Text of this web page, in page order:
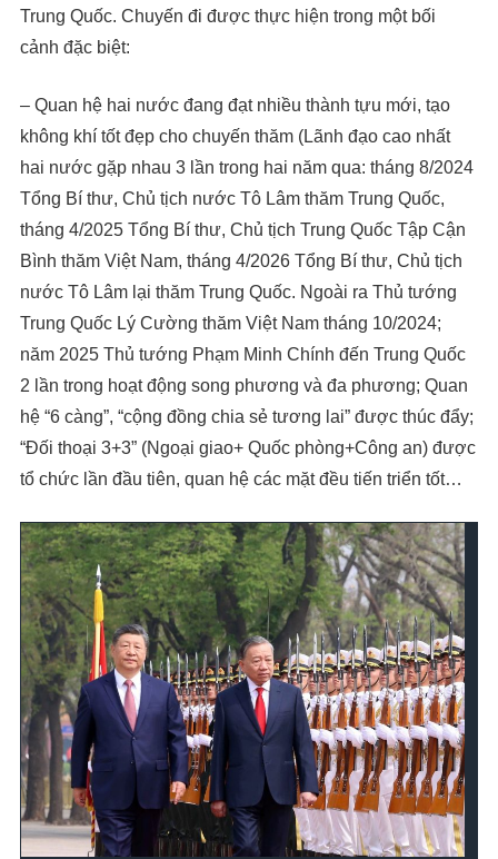
Trung Quốc. Chuyến đi được thực hiện trong một bối
cảnh đặc biệt:
– Quan hệ hai nước đang đạt nhiều thành tựu mới, tạo
không khí tốt đẹp cho chuyến thăm (Lãnh đạo cao nhất
hai nước gặp nhau 3 lần trong hai năm qua: tháng 8/2024
Tổng Bí thư, Chủ tịch nước Tô Lâm thăm Trung Quốc,
tháng 4/2025 Tổng Bí thư, Chủ tịch Trung Quốc Tập Cận
Bình thăm Việt Nam, tháng 4/2026 Tổng Bí thư, Chủ tịch
nước Tô Lâm lại thăm Trung Quốc. Ngoài ra Thủ tướng
Trung Quốc Lý Cường thăm Việt Nam tháng 10/2024;
năm 2025 Thủ tướng Phạm Minh Chính đến Trung Quốc
2 lần trong hoạt động song phương và đa phương; Quan
hệ “6 càng”, “cộng đồng chia sẻ tương lai” được thúc đẩy;
“Đối thoại 3+3” (Ngoại giao+ Quốc phòng+Công an) được
tổ chức lần đầu tiên, quan hệ các mặt đều tiến triển tốt…